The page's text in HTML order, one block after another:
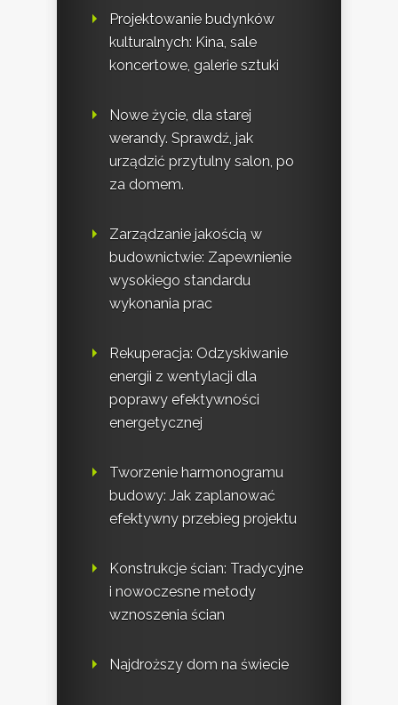
Projektowanie budynków
kulturalnych: Kina, sale
koncertowe, galerie sztuki
Nowe życie, dla starej
werandy. Sprawdź, jak
urządzić przytulny salon, po
za domem.
Zarządzanie jakością w
budownictwie: Zapewnienie
wysokiego standardu
wykonania prac
Rekuperacja: Odzyskiwanie
energii z wentylacji dla
poprawy efektywności
energetycznej
Tworzenie harmonogramu
budowy: Jak zaplanować
efektywny przebieg projektu
Konstrukcje ścian: Tradycyjne
i nowoczesne metody
wznoszenia ścian
Najdroższy dom na świecie